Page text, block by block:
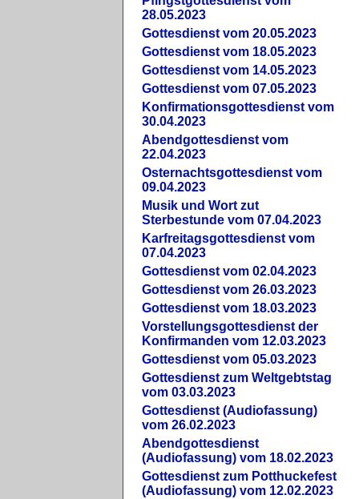
28.05.2023
Gottesdienst vom 20.05.2023
Gottesdienst vom 18.05.2023
Gottesdienst vom 14.05.2023
Gottesdienst vom 07.05.2023
Konfirmationsgottesdienst vom
30.04.2023
Abendgottesdienst vom
22.04.2023
Osternachtsgottesdienst vom
09.04.2023
Musik und Wort zut
Sterbestunde vom 07.04.2023
Karfreitagsgottesdienst vom
07.04.2023
Gottesdienst vom 02.04.2023
Gottesdienst vom 26.03.2023
Gottesdienst vom 18.03.2023
Vorstellungsgottesdienst der
Konfirmanden vom 12.03.2023
Gottesdienst vom 05.03.2023
Gottesdienst zum Weltgebtstag
vom 03.03.2023
Gottesdienst (Audiofassung)
vom 26.02.2023
Abendgottesdienst
(Audiofassung) vom 18.02.2023
Gottesdienst zum Potthuckefest
(Audiofassung) vom 12.02.2023